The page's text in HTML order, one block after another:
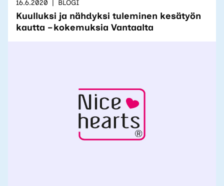
16.6.2020 BLOGI
Kuulluksi ja nähdyksi tuleminen kesätyön
kautta – kokemuksia Vantaalta